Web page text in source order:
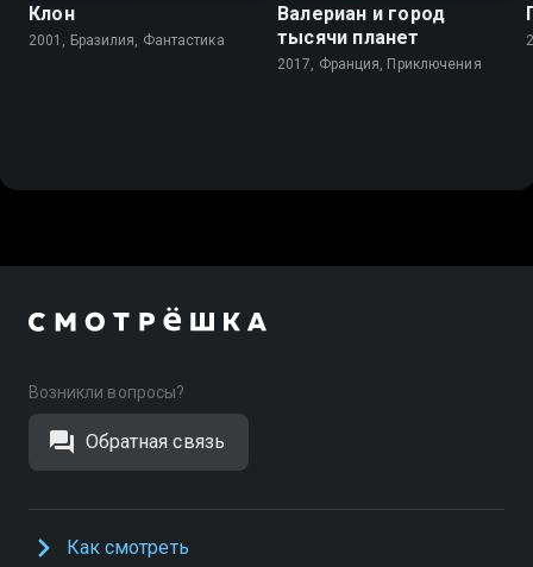
Клон
2001, Бразилия, Фантастика
Валериан и город
тысячи планет
2017, Франция, Приключения
Возникли вопросы?
Обратная связь
Как смотреть